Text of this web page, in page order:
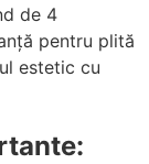
de 4
pentru plită
estetic cu